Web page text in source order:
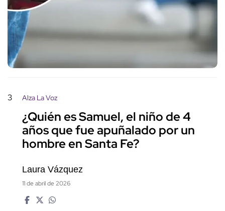
3 Alza La Voz
¿Quién es Samuel, el niño de 4
años que fue apuñalado por un
hombre en Santa Fe?
Laura Vázquez
11 de abril de 2026